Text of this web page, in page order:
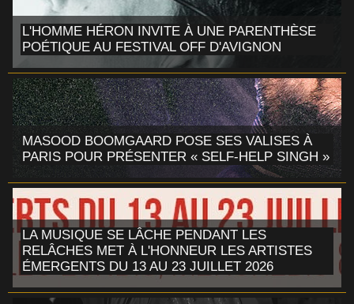
L'HOMME HÉRON INVITE À UNE PARENTHÈSE
POÉTIQUE AU FESTIVAL OFF D'AVIGNON
MASOOD BOOMGAARD POSE SES VALISES À
PARIS POUR PRÉSENTER « SELF-HELP SINGH »
LA MUSIQUE SE LÂCHE PENDANT LES
RELÂCHES MET À L'HONNEUR LES ARTISTES
ÉMERGENTS DU 13 AU 23 JUILLET 2026